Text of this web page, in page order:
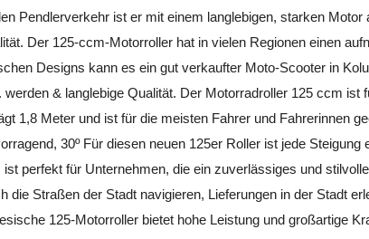
Pendlerverkehr ist er mit einem langlebigen, starken
Der 125-ccm-Motorroller hat in vielen Regionen einen
Designs kann es ein gut verkaufter Moto-Scooter in
werden & langlebige Qualität. Der Motorradroller 125 ccm ist
1,8 Meter und ist für die meisten Fahrer und Fahrerinnen
30º Für diesen neuen 125er Roller ist jede
perfekt für Unternehmen, die ein zuverlässiges und
die Straßen der Stadt navigieren, Lieferungen in der Stadt
125-Motorroller bietet hohe Leistung und großartige